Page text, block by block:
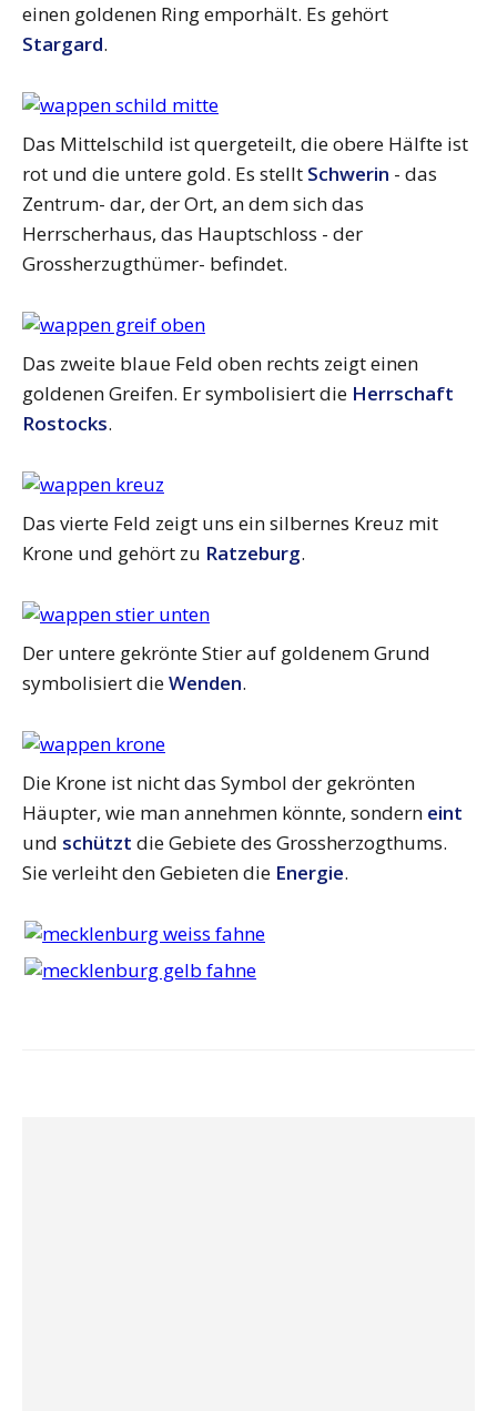
einen goldenen Ring emporhält. Es gehört
Stargard.
Das Mittelschild ist quergeteilt, die obere Hälfte ist
rot und die untere gold. Es stellt Schwerin - das
Zentrum- dar, der Ort, an dem sich das
Herrscherhaus, das Hauptschloss - der
Grossherzugthümer- befindet.
Das zweite blaue Feld oben rechts zeigt einen
goldenen Greifen. Er symbolisiert die Herrschaft
Rostocks.
Das vierte Feld zeigt uns ein silbernes Kreuz mit
Krone und gehört zu Ratzeburg.
Der untere gekrönte Stier auf goldenem Grund
symbolisiert dieWenden.
Die Krone ist nicht das Symbol der gekrönten
Häupter, wie man annehmen könnte, sondern eint
und schützt die Gebiete des Grossherzogthums.
Sie verleiht den Gebieten die Energie.